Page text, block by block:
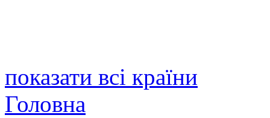
показати всі країни
Головна